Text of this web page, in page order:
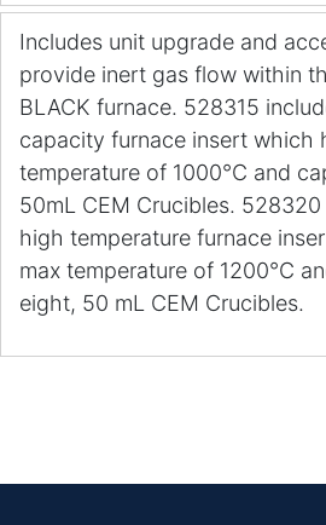
Includes unit upgrade and
provide inert gas flow within
BLACK furnace. 528315
capacity furnace insert which
temperature of 1000°C and
50mL CEM Crucibles.
high temperature furnace
max temperature of 1200°C
eight, 50 mL CEM Crucibles.